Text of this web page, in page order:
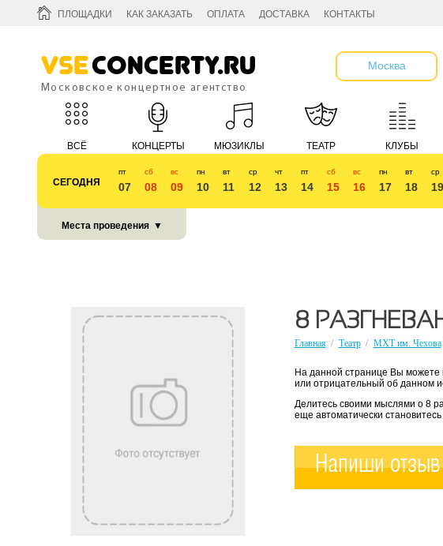
ПЛОЩАДКИ КАК ЗАКАЗАТЬ ОПЛАТА ДОСТАВКА КОНТАКТЫ
VseConcerty.ru
Московское концертное агентство
Москва
ВСЁ КОНЦЕРТЫ МЮЗИКЛЫ ТЕАТР КЛУБЫ
СЕГОДНЯ
пт
07
сб
08
вс
09
пн
10
вт
11
ср
12
чт
13
пт
14
сб
15
вс
16
пн
17
вт
18
ср
19
Места проведения ▼
8
Главная / Театр / МХТ им. Чехова
На данной странице Вы можете
или отрицательный об данном
Делитесь своими мыслями о 8
еще автоматически
Напиши отзыв